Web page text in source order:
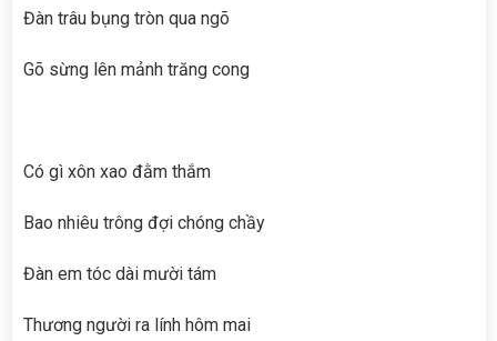
Đàn trâu bụng tròn qua ngõ
Gõ sừng lên mảnh trăng cong
Có gì xôn xao đằm thắm
Bao nhiêu trông đợi chóng chầy
Đàn em tóc dài mười tám
Thương người ra lính hôm mai